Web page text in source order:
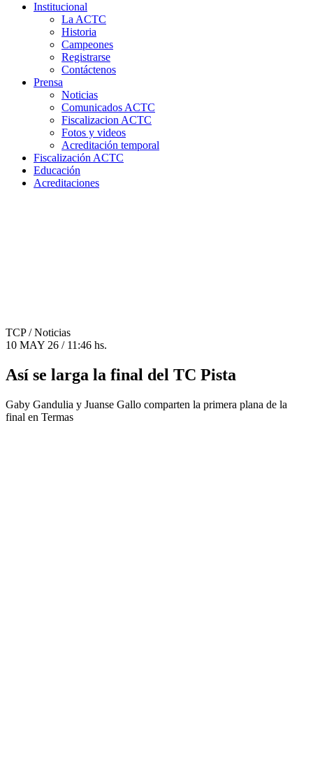
Institucional
La ACTC
Historia
Campeones
Registrarse
Contáctenos
Prensa
Noticias
Comunicados ACTC
Fiscalizacion ACTC
Fotos y videos
Acreditación temporal
Fiscalización ACTC
Educación
Acreditaciones
TCP/ Noticias
10 MAY 26 / 11:46 hs.
Así se larga la final del TC Pista
Gaby Gandulia y Juanse Gallo comparten la primera plana de la
final en Termas